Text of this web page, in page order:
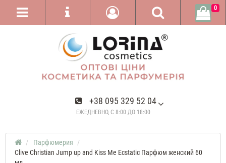
+38 095 329 52 04
ЕЖЕДНЕВНО, С 8:00 ДО 18:00
0
Парфюмерия
Clive Christian Jump up and Kiss Me Ecstatic Парфюм женский 60